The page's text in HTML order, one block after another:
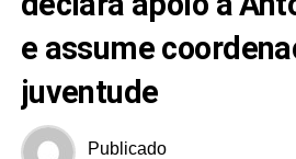
e assume
juventude
Publicado